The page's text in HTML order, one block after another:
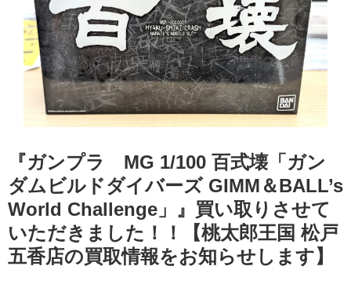
『ガンプラ MG 1/100 百式壊「ガン
ダムビルドダイバーズ ​GIMM＆BALL’s
​World ​Challenge」』買い取りさせて
いただきました！！【桃太郎王国 松戸
五香店の買取情報をお知らせします】